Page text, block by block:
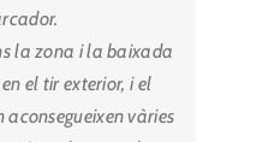
la zona i la baixada
el tir exterior, i el
aconsegueixen vàries